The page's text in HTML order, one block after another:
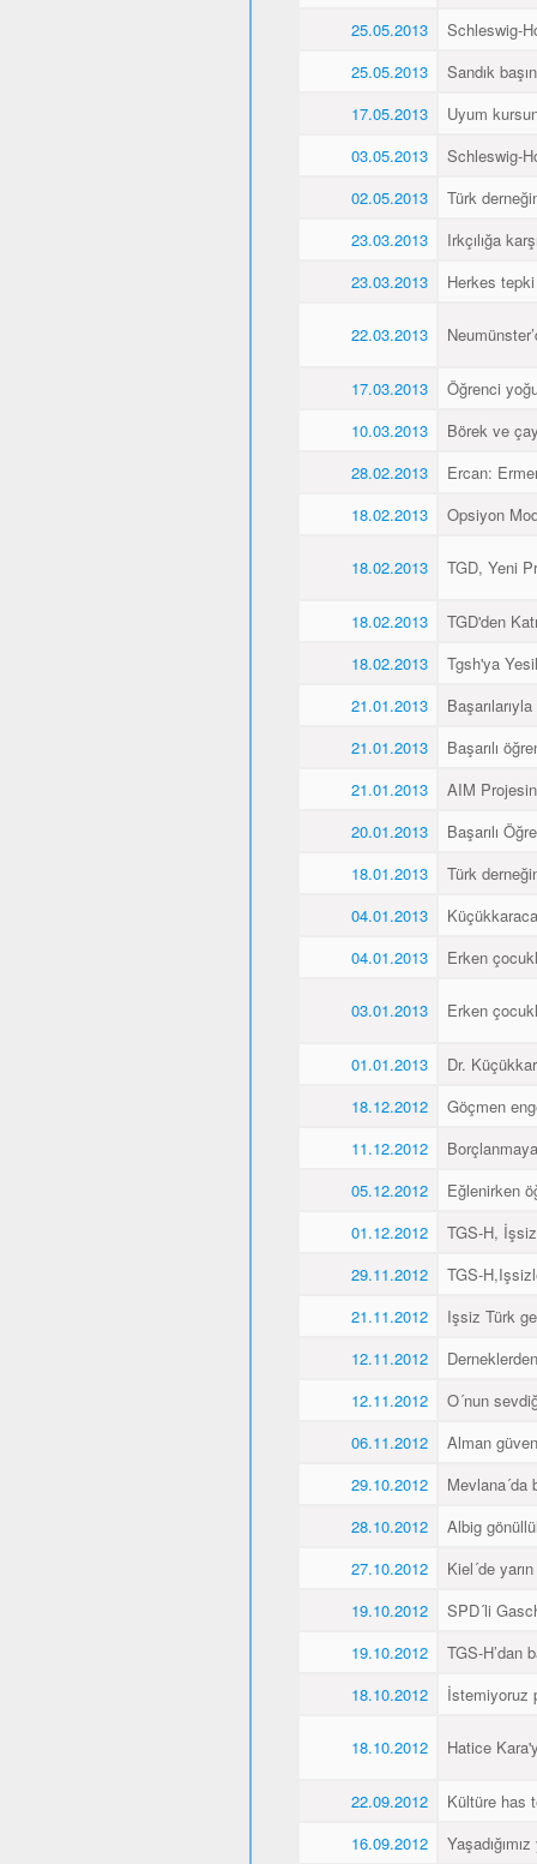
25.05.2013
Schleswig-
25.05.2013
Sandık
17.05.2013
Uyum
03.05.2013
Schleswig-
02.05.2013
Türk
23.03.2013
Irkçılığa
23.03.2013
Herkes
22.03.2013
17.03.2013
Öğrenci
10.03.2013
Börek ve
28.02.2013
Ercan:
18.02.2013
Opsiyon
18.02.2013 TGD, Yeni
18.02.2013
TGD'den
18.02.2013
Tgsh'ya
21.01.2013
21.01.2013
Başarılı
21.01.2013
AIM
20.01.2013
Başarılı
18.01.2013
Türk
04.01.2013
04.01.2013
Erken
03.01.2013 Erken
01.01.2013
Dr.
18.12.2012
Göçmen
11.12.2012
05.12.2012
Eğlenirken
01.12.2012
TGS-H,
29.11.2012
TGS-
21.11.2012
Işsiz Türk
12.11.2012
12.11.2012
O´nun
06.11.2012
Alman
29.10.2012
Mevlana´da
28.10.2012
Albig
27.10.2012
Kiel´de
19.10.2012
SPD´li
19.10.2012
TGS-H’dan
18.10.2012
İstemiyoruz
18.10.2012 Hatice
22.09.2012
Kültüre has
16.09.2012